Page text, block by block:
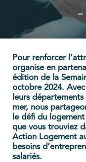
Pour renforcer
organise en
édition de la
octobre 2024.
leurs
mer, nous
le défi du
que vous trouviez
Action Logement
besoins
salariés.